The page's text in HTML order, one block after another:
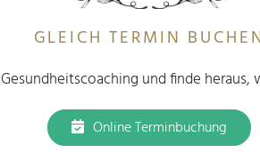
GLEICH TERMIN
und finde
Online Terminbuchung